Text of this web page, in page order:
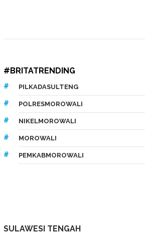
#BRITATRENDING
PILKADASULTENG
POLRESMOROWALI
NIKELMOROWALI
MOROWALI
PEMKABMOROWALI
SULAWESI TENGAH